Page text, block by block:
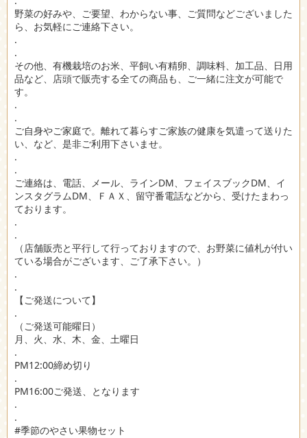
野菜の好みや、ご要望、わからない事、ご質問などございました
ら、お気軽にご連絡下さい。
.
.
その他、有機栽培のお米、平飼い有精卵、調味料、加工品、日用
品など、店頭で販売する全ての商品も、ご一緒に注文が可能で
す。
.
.
ご自身やご家庭で。離れて暮らすご家族の健康を気遣って送りた
い、など、是非ご利用下さいませ。
.
.
ご連絡は、電話、メール、ラインDM、フェイスブックDM、イ
ンスタグラムDM、ＦＡＸ、留守番電話などから、受けたまわっ
ております。
.
.
（店舗販売と平行して行っておりますので、お野菜に値札が付い
ている場合がございます、ご了承下さい。）
.
.
【ご発送について】
.
（ご発送可能曜日）
月、火、水、木、金、土曜日
.
PM12:00締め切り
.
PM16:00ご発送、となります
.
.
#季節のやさい果物セット